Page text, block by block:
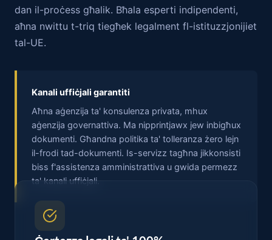
dan il-proċess għalik. Bħala esperti indipendenti,
aħna nwittu t-triq tiegħek legalment fl-istituzzjonijiet
tal-UE.
Kanali uffiċjali garantiti
Aħna aġenzija ta' konsulenza privata, mhux
aġenzija governattiva. Ma nipprintjawx jew inbigħux
dokumenti. Għandna politika ta' tolleranza żero lejn
il-frodi tad-dokumenti. Is-servizz tagħna jikkonsisti
biss f'assistenza amministrattiva u gwida permezz
ta' kanali uffiċjali.